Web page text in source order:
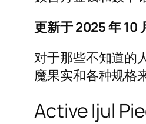
更新于 2025 年 10
对于那些不知道的
魔果实和各种规格
Active Ijul